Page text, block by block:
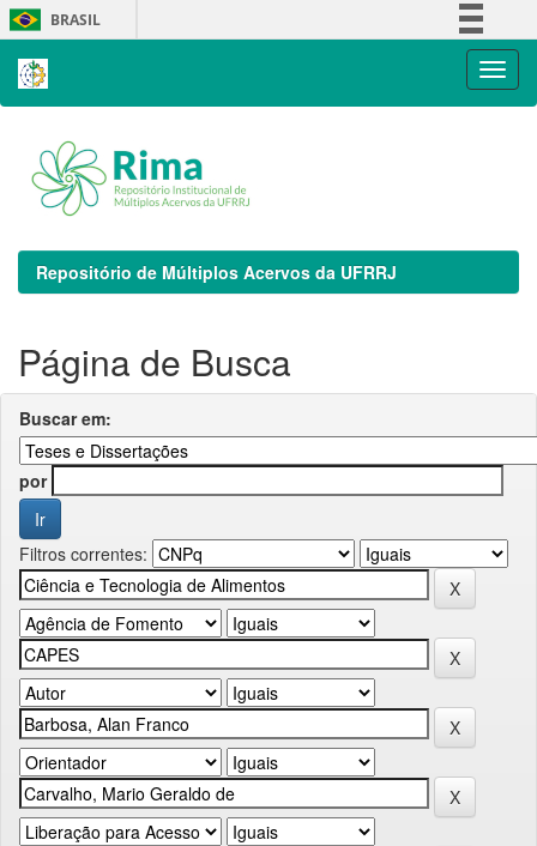
Skip
navigation
BRASIL
Repositório de Múltiplos Acervos da UFRRJ
Página de Busca
Buscar em:
por
Filtros correntes: